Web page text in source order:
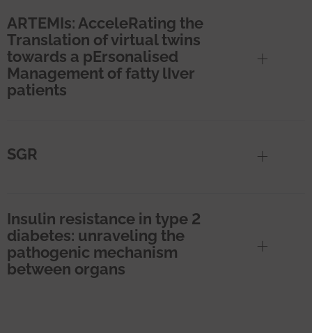
ARTEMIs: AcceleRating the
Translation of virtual twins
towards a pErsonalised
Management of fatty lIver
patients
SGR
Insulin resistance in type 2
diabetes: unraveling the
pathogenic mechanism
between organs